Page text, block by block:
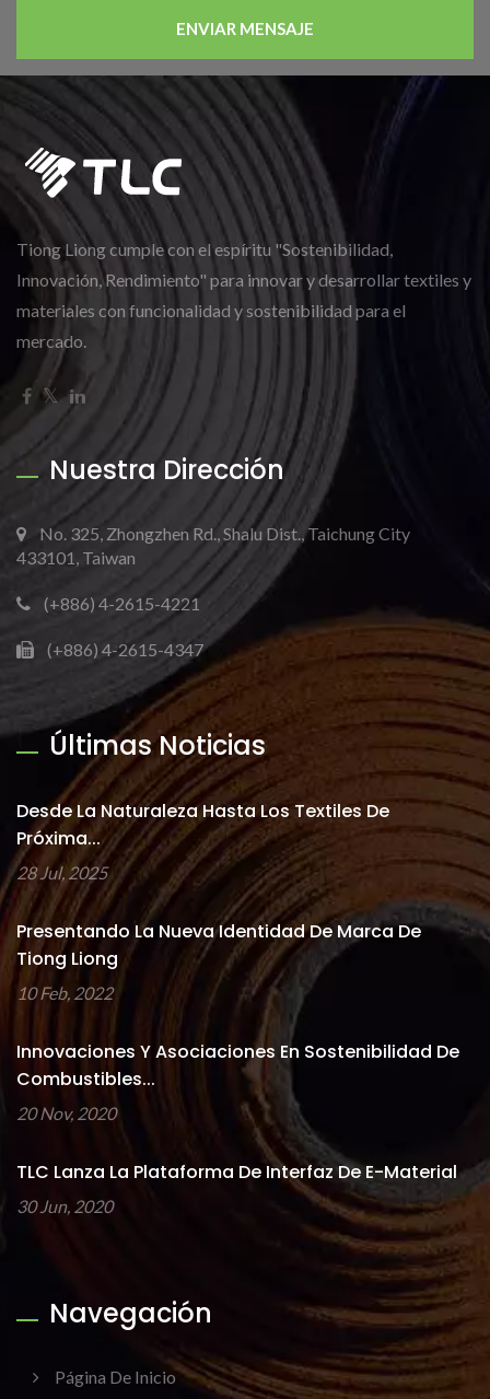
ENVIAR MENSAJE
Tiong Liong cumple con el espíritu "Sostenibilidad,
Innovación, Rendimiento" para innovar y desarrollar textiles y
materiales con funcionalidad y sostenibilidad para el
mercado.
Nuestra Dirección
No. 325, Zhongzhen Rd., Shalu Dist., Taichung City
433101, Taiwan
(+886) 4-2615-4221
(+886) 4-2615-4347
Últimas Noticias
Desde La Naturaleza Hasta Los Textiles De
Próxima...
28 Jul, 2025
Presentando La Nueva Identidad De Marca De
Tiong Liong
10 Feb, 2022
Innovaciones Y Asociaciones En Sostenibilidad De
Combustibles...
20 Nov, 2020
TLC Lanza La Plataforma De Interfaz De E-Material
30 Jun, 2020
Navegación
Página De Inicio